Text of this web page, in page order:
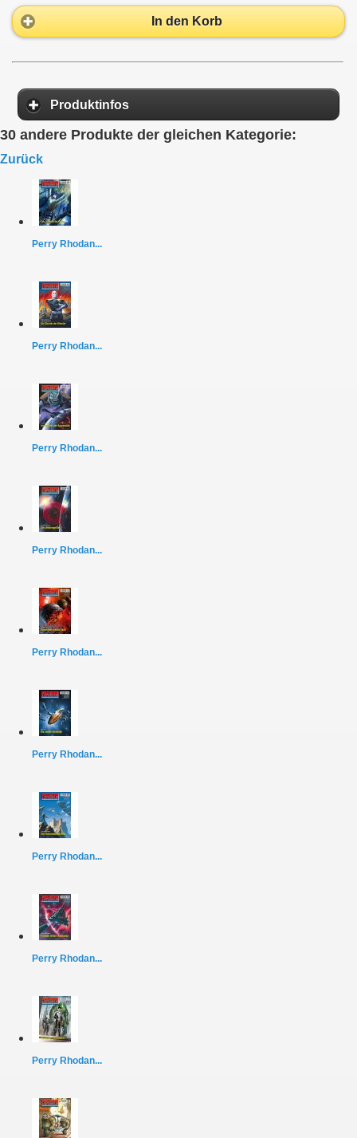
In den Korb
Produktinfos
30 andere Produkte der gleichen Kategorie:
Zurück
Perry Rhodan...
Perry Rhodan...
Perry Rhodan...
Perry Rhodan...
Perry Rhodan...
Perry Rhodan...
Perry Rhodan...
Perry Rhodan...
Perry Rhodan...